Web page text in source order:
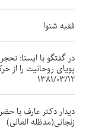
فقیه شنوا
در گفتگو با ایسنا:
پویای روحانیت را از
۱۳۸۱/۰۳/۱۲
دیدار دکتر عارف با
زنجانی(مدظله العالی)